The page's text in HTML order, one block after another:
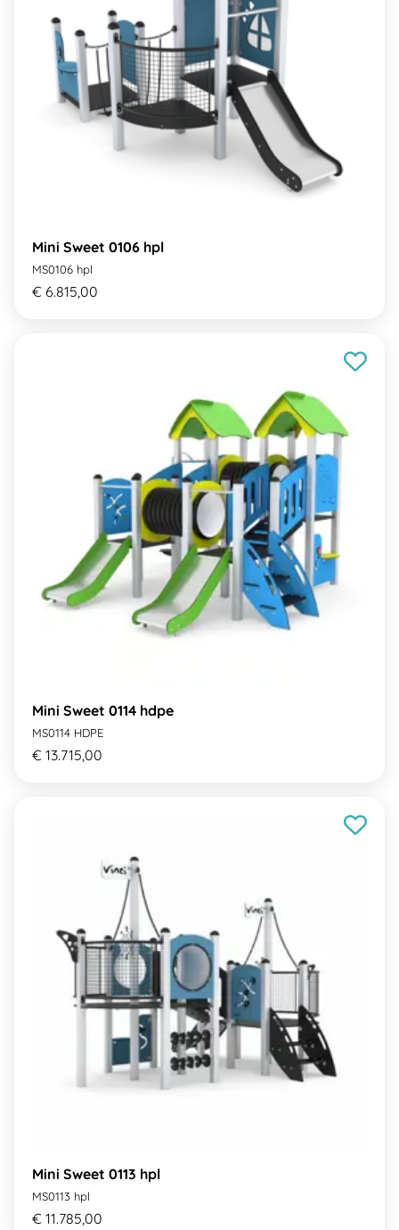
Mini Sweet 0106 hpl
MS0106 hpl
€ 6.815,00
Mini Sweet 0114 hdpe
MS0114 HDPE
€ 13.715,00
Mini Sweet 0113 hpl
MS0113 hpl
€ 11.785,00